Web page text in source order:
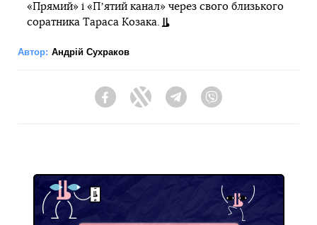
«Прямий» і «Пʼятий канал» через свого близького
соратника Тараса Козака.
Автор: Андрій Сухраков
FacebookTwitter Telegram